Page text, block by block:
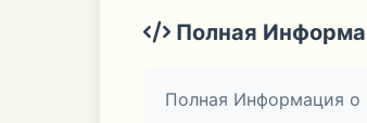
Полная
Полная Информация